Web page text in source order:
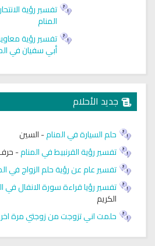
تفسير رؤية
المنام
تفسير رؤية
أبي سفيان في
جديد الأحلام
حلم السيارة في المنام-السين
تفسير رؤية القرنبيط في المنام-
تفسير عام عن رؤية حلم الزواج في
تفسير رؤيا قراءة سورة الانفال في
الكريم
حلمت اني تزوجت من زوجتي مرة